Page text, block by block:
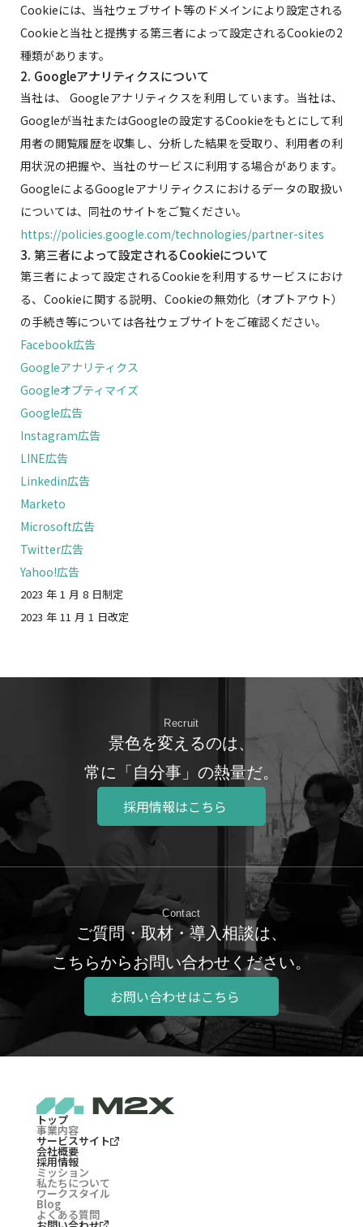
Cookieには、当社ウェブサイト等のドメインにより設定される
Cookieと当社と提携する第三者によって設定されるCookieの2
種類があります。
2. Googleアナリティクスについて
当社は、 Googleアナリティクスを利用しています。当社は、
Googleが当社またはGoogleの設定するCookieをもとにして利
用者の閲覧履歴を収集し、分析した結果を受取り、利用者の利
用状況の把握や、当社のサービスに利用する場合があります。
GoogleによるGoogleアナリティクスにおけるデータの取扱い
については、同社のサイトをご覧ください。
https://policies.google.com/technologies/partner-sites
3. 第三者によって設定されるCookieについて
第三者によって設定されるCookieを利用するサービスにおけ
る、Cookieに関する説明、Cookieの無効化（オプトアウト）
の手続き等については各社ウェブサイトをご確認ください。
Facebook広告
Googleアナリティクス
Googleオプティマイズ
Google広告
Instagram広告
LINE広告
Linkedin広告
Marketo
Microsoft広告
Twitter広告
Yahoo!広告
2023 年 1 月 8 日制定
2023 年 11 月 1 日改定
Recruit
景色を変えるのは、
常に「自分事」の熱量だ。
採用情報はこちら
Contact
ご質問・取材・導入相談は、
こちらからお問い合わせください。
お問い合わせはこちら
トップ
事業内容
サービスサイト
会社概要
採用情報
ミッション
私たちについて
ワークスタイル
Blog
よくある質問